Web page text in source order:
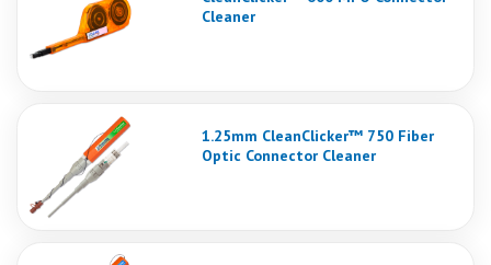
Cleaner
1.25mm CleanClicker™ 750 Fiber
Optic Connector Cleaner